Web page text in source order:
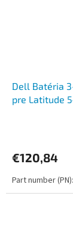
Dell Batéria
pre Latitude
€120,84
Part number